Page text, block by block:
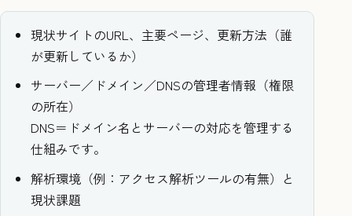
現状サイトのURL、主要ページ、更新方法（誰
が更新しているか）
サーバー／ドメイン／DNSの管理者情報（権限
の所在）
DNS＝ドメイン名とサーバーの対応を管理する
仕組みです。
解析環境（例：アクセス解析ツールの有無）と
現状課題